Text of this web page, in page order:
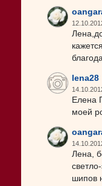
lena28
Елена
моей
Лена,
шипов